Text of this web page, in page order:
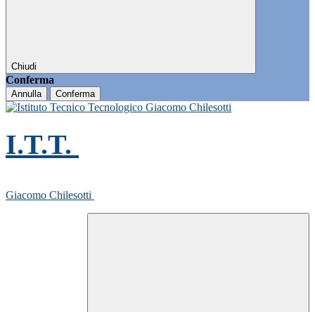
Chiudi
Conferma
Annulla Conferma
I.T.T.
Giacomo Chilesotti